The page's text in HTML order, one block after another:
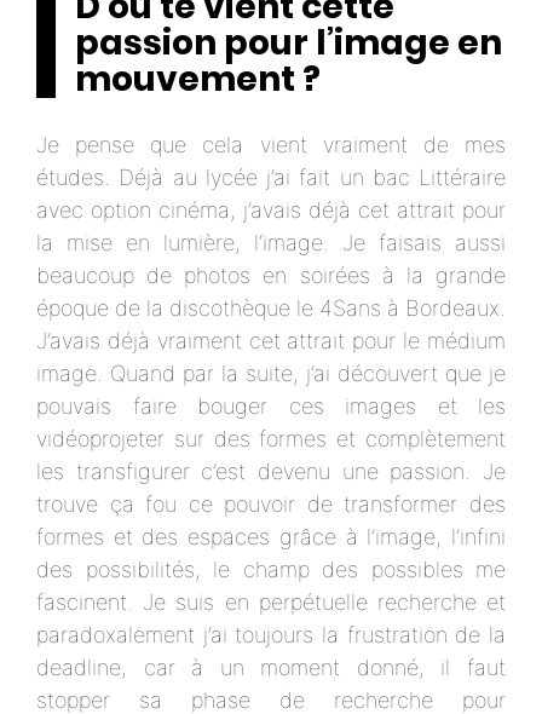
passion pour l’image en
mouvement ?
Je pense que cela vient vraiment de mes
études. Déjà au lycée j’ai fait un bac Littéraire
avec option cinéma, j’avais déjà cet attrait pour
la mise en lumière, l‘image. Je faisais aussi
beaucoup de photos en soirées à la grande
époque de la discothèque le 4Sans à Bordeaux.
J’avais déjà vraiment cet attrait pour le médium
image. Quand par la suite, j’ai découvert que je
pouvais faire bouger ces images et les
vidéoprojeter sur des formes et complètement
les transfigurer c’est devenu une passion. Je
trouve ça fou ce pouvoir de transformer des
formes et des espaces grâce à l’image, l’infini
des possibilités, le champ des possibles me
fascinent. Je suis en perpétuelle recherche et
paradoxalement j’ai toujours la frustration de la
deadline, car à un moment donné, il faut
stopper sa phase de recherche pour